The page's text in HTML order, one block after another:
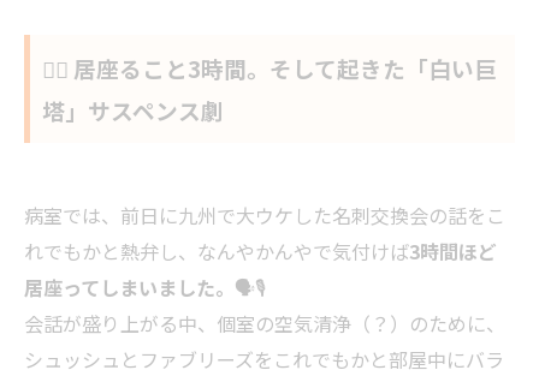
🕵️‍♂️ 居座ること3時間。そして起きた「白い巨
塔」サスペンス劇
病室では、前日に九州で大ウケした名刺交換会の話をこ
れでもかと熱弁し、なんやかんやで気付けば3時間ほど
居座ってしまいました。 🗣️🎙️
会話が盛り上がる中、個室の空気清浄（？）のために、
シュッシュとファブリーズをこれでもかと部屋中にバラ